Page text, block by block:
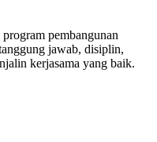
pembangunan
jawab, disiplin,
kerjasama yang baik.